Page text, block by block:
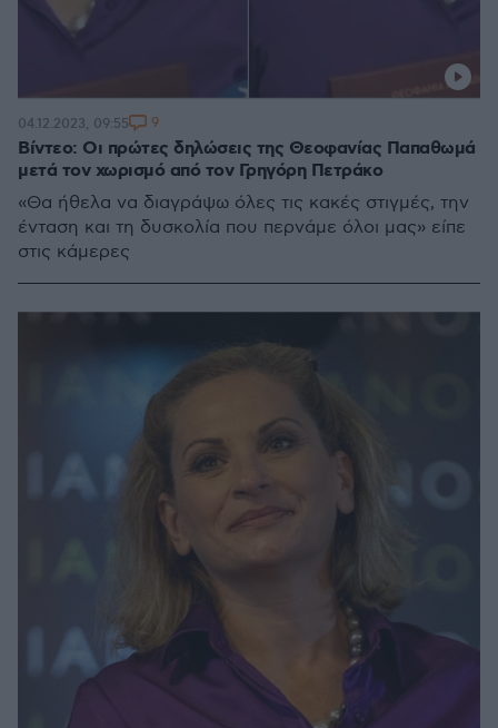
Βίντεο: Οι πρώτες δηλώσεις της Θεοφανίας Παπαθωμά
μετά τον χωρισμό από τον Γρηγόρη Πετράκο
«Θα ήθελα να διαγράψω όλες τις κακές στιγμές, την
ένταση και τη δυσκολία που περνάμε όλοι μας» είπε
στις κάμερες
04.12.2023, 09:55 9